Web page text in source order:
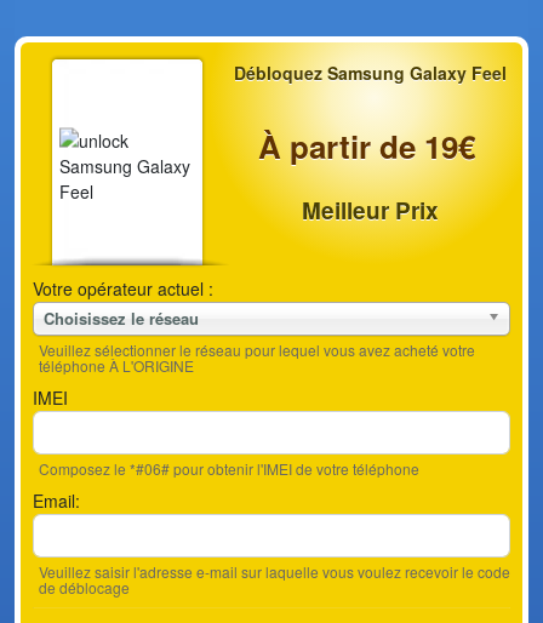
Débloquez Samsung Galaxy Feel
À partir de 19€
Meilleur Prix
Votre opérateur actuel :
Choisissez le réseau
Veuillez sélectionner le réseau pour lequel vous avez acheté votre
téléphone À L'ORIGINE
IMEI
Composez le *#06# pour obtenir l'IMEI de votre téléphone
Email:
Veuillez saisir l'adresse e-mail sur laquelle vous voulez recevoir le code
de déblocage